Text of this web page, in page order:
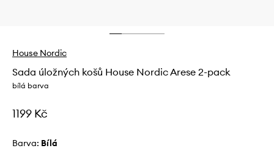
House Nordic
Sada úložných košů House Nordic Arese 2-pack
bílá barva
1199 Kč
Barva: bílá